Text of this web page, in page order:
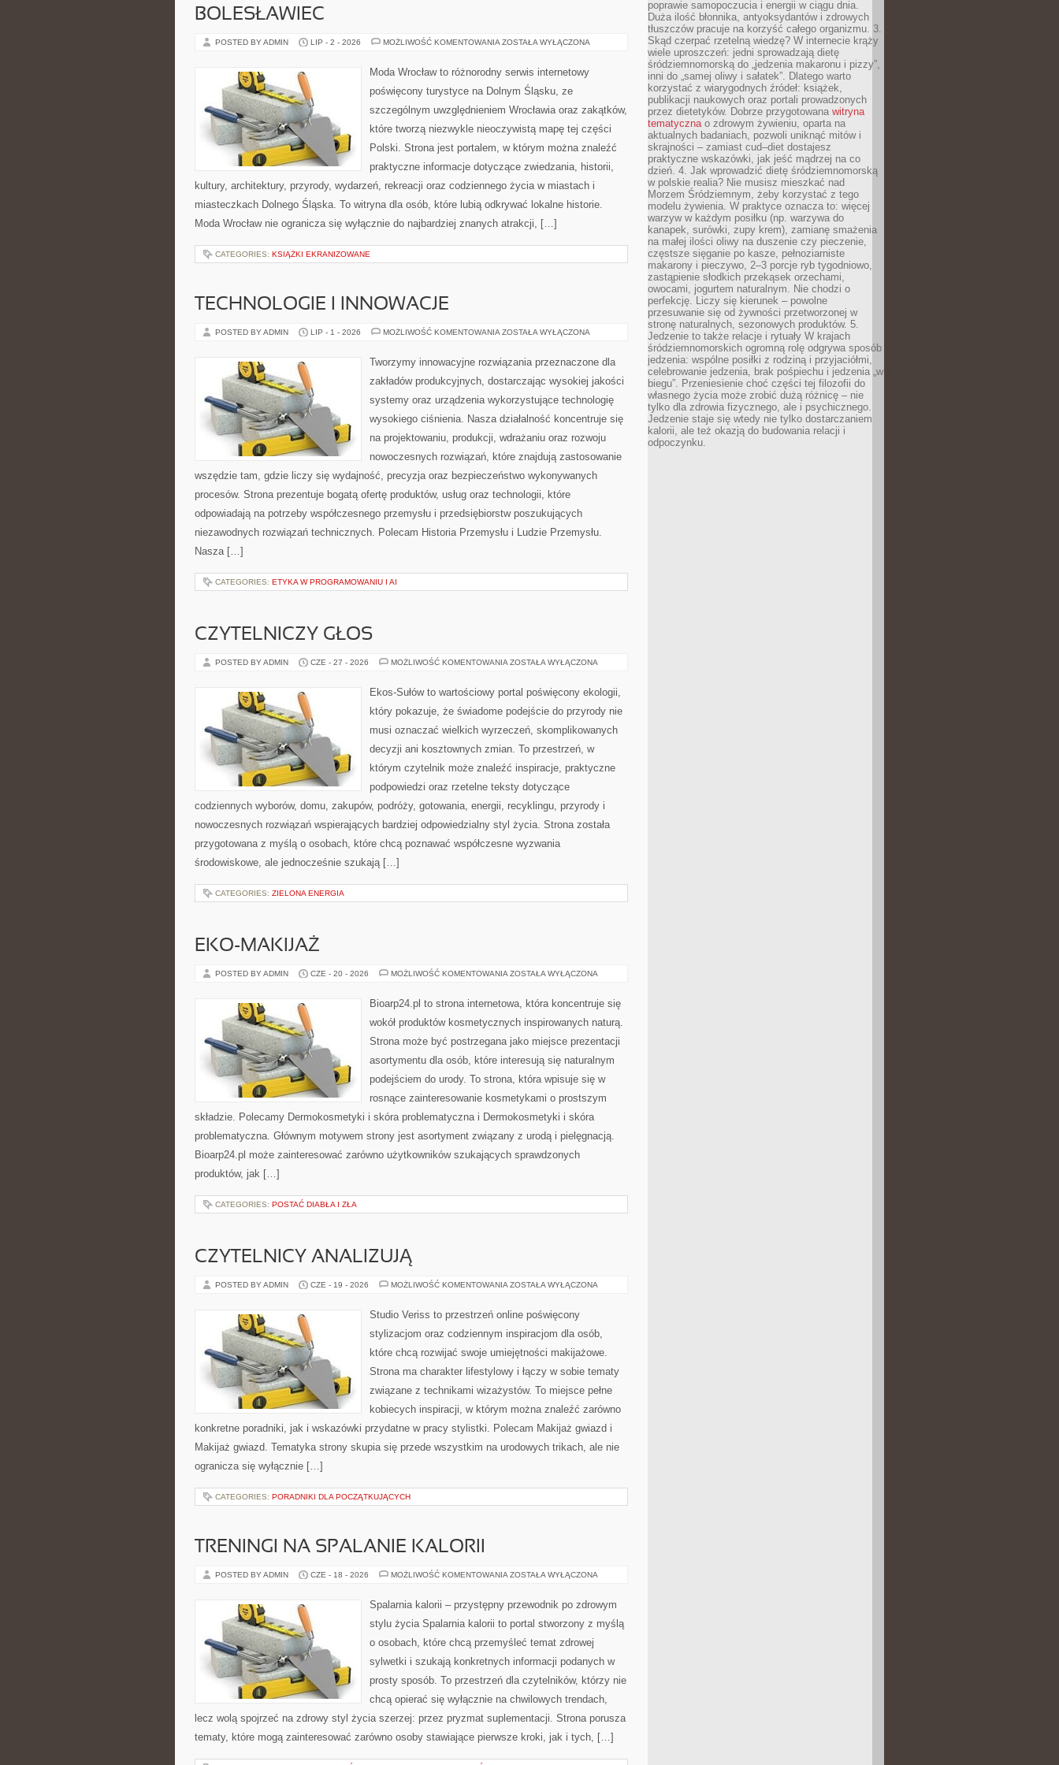
BOLESŁAWIEC
POSTED BY ADMIN LIP - 2 - 2026 MOŻLIWOŚĆ KOMENTOWANIA BOLESŁAWIEC
ZOSTAŁA WYŁĄCZONA
Moda Wrocław to różnorodny serwis internetowy
poświęcony turystyce na Dolnym Śląsku, ze
szczególnym uwzględnieniem Wrocławia oraz zakątków,
które tworzą niezwykle nieoczywistą mapę tej części
Polski. Strona jest portalem, w którym można znaleźć
praktyczne informacje dotyczące zwiedzania, historii,
kultury, architektury, przyrody, wydarzeń, rekreacji oraz codziennego życia w miastach i
miasteczkach Dolnego Śląska. To witryna dla osób, które lubią odkrywać lokalne historie.
Moda Wrocław nie ogranicza się wyłącznie do najbardziej znanych atrakcji, […]
CATEGORIES: KSIĄŻKI EKRANIZOWANE
TECHNOLOGIE I INNOWACJE
POSTED BY ADMIN LIP - 1 - 2026 MOŻLIWOŚĆ KOMENTOWANIA TECHNOLOGIE
ZOSTAŁA WYŁĄCZONA
Tworzymy innowacyjne rozwiązania przeznaczone dla
zakładów produkcyjnych, dostarczając wysokiej jakości
systemy oraz urządzenia wykorzystujące technologię
wysokiego ciśnienia. Nasza działalność koncentruje się
na projektowaniu, produkcji, wdrażaniu oraz rozwoju
nowoczesnych rozwiązań, które znajdują zastosowanie
wszędzie tam, gdzie liczy się wydajność, precyzja oraz bezpieczeństwo wykonywanych
procesów. Strona prezentuje bogatą ofertę produktów, usług oraz technologii, które
odpowiadają na potrzeby współczesnego przemysłu i przedsiębiorstw poszukujących
niezawodnych rozwiązań technicznych. Polecam Historia Przemysłu i Ludzie Przemysłu.
Nasza […]
CATEGORIES: ETYKA W PROGRAMOWANIU I AI
CZYTELNICZY GŁOS
POSTED BY ADMIN CZE - 27 - 2026 MOŻLIWOŚĆ KOMENTOWANIA CZYTELNICZY
ZOSTAŁA WYŁĄCZONA
Ekos-Sułów to wartościowy portal poświęcony ekologii,
który pokazuje, że świadome podejście do przyrody nie
musi oznaczać wielkich wyrzeczeń, skomplikowanych
decyzji ani kosztownych zmian. To przestrzeń, w
którym czytelnik może znaleźć inspiracje, praktyczne
podpowiedzi oraz rzetelne teksty dotyczące
codziennych wyborów, domu, zakupów, podróży, gotowania, energii, recyklingu, przyrody i
nowoczesnych rozwiązań wspierających bardziej odpowiedzialny styl życia. Strona została
przygotowana z myślą o osobach, które chcą poznawać współczesne wyzwania
środowiskowe, ale jednocześnie szukają […]
CATEGORIES: ZIELONA ENERGIA
EKO-MAKIJAŻ
POSTED BY ADMIN CZE - 20 - 2026 MOŻLIWOŚĆ KOMENTOWANIA EKO-
ZOSTAŁA WYŁĄCZONA
Bioarp24.pl to strona internetowa, która koncentruje się
wokół produktów kosmetycznych inspirowanych naturą.
Strona może być postrzegana jako miejsce prezentacji
asortymentu dla osób, które interesują się naturalnym
podejściem do urody. To strona, która wpisuje się w
rosnące zainteresowanie kosmetykami o prostszym
składzie. Polecamy Dermokosmetyki i skóra problematyczna i Dermokosmetyki i skóra
problematyczna. Głównym motywem strony jest asortyment związany z urodą i pielęgnacją.
Bioarp24.pl może zainteresować zarówno użytkowników szukających sprawdzonych
produktów, jak […]
CATEGORIES: POSTAĆ DIABŁA I ZŁA
CZYTELNICY ANALIZUJĄ
POSTED BY ADMIN CZE - 19 - 2026 MOŻLIWOŚĆ KOMENTOWANIA CZYTELNICY
ZOSTAŁA WYŁĄCZONA
Studio Veriss to przestrzeń online poświęcony
stylizacjom oraz codziennym inspiracjom dla osób,
które chcą rozwijać swoje umiejętności makijażowe.
Strona ma charakter lifestylowy i łączy w sobie tematy
związane z technikami wizażystów. To miejsce pełne
kobiecych inspiracji, w którym można znaleźć zarówno
konkretne poradniki, jak i wskazówki przydatne w pracy stylistki. Polecam Makijaż gwiazd i
Makijaż gwiazd. Tematyka strony skupia się przede wszystkim na urodowych trikach, ale nie
ogranicza się wyłącznie […]
CATEGORIES: PORADNIKI DLA POCZĄTKUJĄCYCH
TRENINGI NA SPALANIE KALORII
POSTED BY ADMIN CZE - 18 - 2026 MOŻLIWOŚĆ KOMENTOWANIA TRENINGI
ZOSTAŁA WYŁĄCZONA
Spalarnia kalorii – przystępny przewodnik po zdrowym
stylu życia Spalarnia kalorii to portal stworzony z myślą
o osobach, które chcą przemyśleć temat zdrowej
sylwetki i szukają konkretnych informacji podanych w
prosty sposób. To przestrzeń dla czytelników, którzy nie
chcą opierać się wyłącznie na chwilowych trendach,
lecz wolą spojrzeć na zdrowy styl życia szerzej: przez pryzmat suplementacji. Strona porusza
tematy, które mogą zainteresować zarówno osoby stawiające pierwsze kroki, jak i tych, […]
poprawie samopoczucia i energii w ciągu dnia.
Duża ilość błonnika, antyoksydantów i zdrowych
tłuszczów pracuje na korzyść całego organizmu. 3.
Skąd czerpać rzetelną wiedzę? W internecie krąży
wiele uproszczeń: jedni sprowadzają dietę
śródziemnomorską do „jedzenia makaronu i pizzy”,
inni do „samej oliwy i sałatek”. Dlatego warto
korzystać z wiarygodnych źródeł: książek,
publikacji naukowych oraz portali prowadzonych
przez dietetyków. Dobrze przygotowana witryna
tematycznao zdrowym żywieniu, oparta na
aktualnych badaniach, pozwoli uniknąć mitów i
skrajności – zamiast cud–diet dostajesz
praktyczne wskazówki, jak jeść mądrzej na co
dzień. 4. Jak wprowadzić dietę śródziemnomorską
w polskie realia? Nie musisz mieszkać nad
Morzem Śródziemnym, żeby korzystać z tego
modelu żywienia. W praktyce oznacza to: więcej
warzyw w każdym posiłku (np. warzywa do
kanapek, surówki, zupy krem), zamianę smażenia
na małej ilości oliwy na duszenie czy pieczenie,
częstsze sięganie po kasze, pełnoziarniste
makarony i pieczywo, 2–3 porcje ryb tygodniowo,
zastąpienie słodkich przekąsek orzechami,
owocami, jogurtem naturalnym. Nie chodzi o
perfekcję. Liczy się kierunek – powolne
przesuwanie się od żywności przetworzonej w
stronę naturalnych, sezonowych produktów. 5.
Jedzenie to także relacje i rytuały W krajach
śródziemnomorskich ogromną rolę odgrywa sposób
jedzenia: wspólne posiłki z rodziną i przyjaciółmi,
celebrowanie jedzenia, brak pośpiechu i jedzenia „w
biegu”. Przeniesienie choć części tej filozofii do
własnego życia może zrobić dużą różnicę – nie
tylko dla zdrowia fizycznego, ale i psychicznego.
Jedzenie staje się wtedy nie tylko dostarczaniem
kalorii, ale też okazją do budowania relacji i
odpoczynku.